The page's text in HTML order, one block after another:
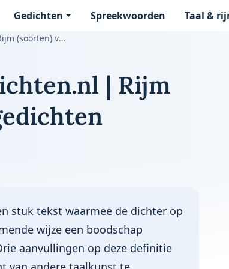
Gedichten Spreekwoorden Taal &
voor gedichten
| Rijm
stuk tekst waarmee de dichter op
wijze een boodschap
aanvullingen op deze definitie